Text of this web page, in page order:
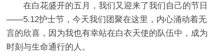
在白花盛开的五月，我们又迎来了我们自己的节日
——5.12护士节，今天我们团聚在这里，内心涌动着无
言的欣喜，因为我也有幸站在白衣天使的队伍中，成为
时刻与生命通行的人。